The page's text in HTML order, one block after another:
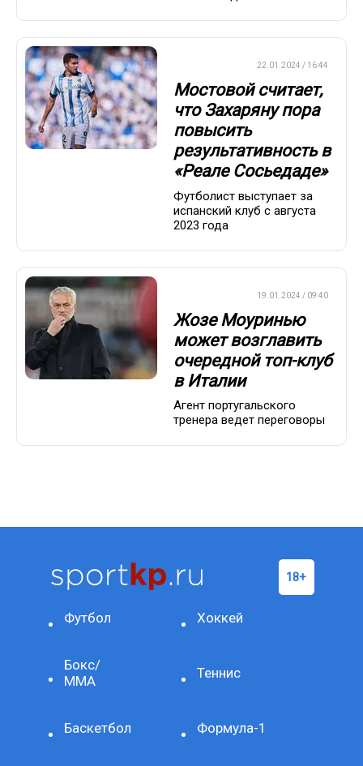
22.01.2024 / 16:44
Мостовой считает,
что Захаряну пора
повысить
результативность в
«Реале Сосьедаде»
Футболист выступает за
испанский клуб с августа
2023 года
19.01.2024 / 09:40
Жозе Моуринью
может возглавить
очередной топ-клуб
в Италии
Агент португальского
тренера ведет переговоры
Футбол Хоккей
Бокс/
ММА
Теннис
Баскетбол Формула-1